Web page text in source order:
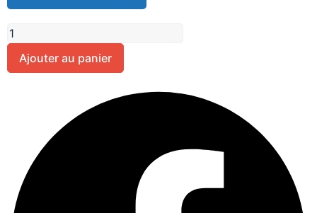
Ajouter au panier